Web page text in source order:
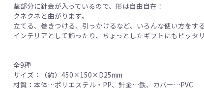
茎部分に針金が入っているので、形は自由自在！
クネクネと曲がります。
立てる、巻きつける、引っかけるなど、いろんな使い方をす
インテリアとして飾ったり、ちょっとしたギフトにもピッタリ
全9種
サイズ：（約）450×150×D25mm
材質：本体…ポリエステル・PP、針金…鉄、カバー…PVC